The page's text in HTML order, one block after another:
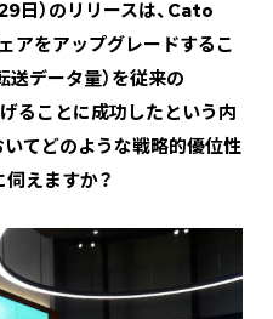
日）のリリースは、Cato
をアップグレードするこ
送データ量）を従来の
ることに成功したという内
てどのような戦略的優位性
えますか？